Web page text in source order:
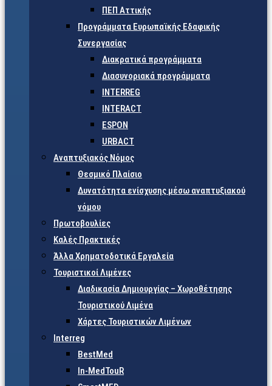
ΠΕΠ Αττικής
Προγράμματα Ευρωπαϊκής Εδαφικής
Συνεργασίας
Διακρατικά προγράμματα
Διασυνοριακά προγράμματα
INTERREG
INTERACT
ESPON
URBACT
Αναπτυξιακός Νόμος
Θεσμικό Πλαίσιο
Δυνατότητα ενίσχυσης μέσω αναπτυξιακού
νόμου
Πρωτοβουλίες
Καλές Πρακτικές
Άλλα Χρηματοδοτικά Εργαλεία
Τουριστικοί Λιμένες
Διαδικασία Δημιουργίας – Χωροθέτησης
Τουριστικού Λιμένα
Χάρτες Τουριστικών Λιμένων
Interreg
BestMed
In-MedTouR